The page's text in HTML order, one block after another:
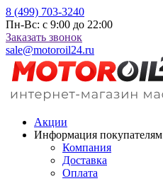
8 (499) 703-3240
Пн-Вс: с 9:00 до 22:00
Заказать звонок
sale@motoroil24.ru
Акции
Информация покупателям
Компания
Доставка
Оплата